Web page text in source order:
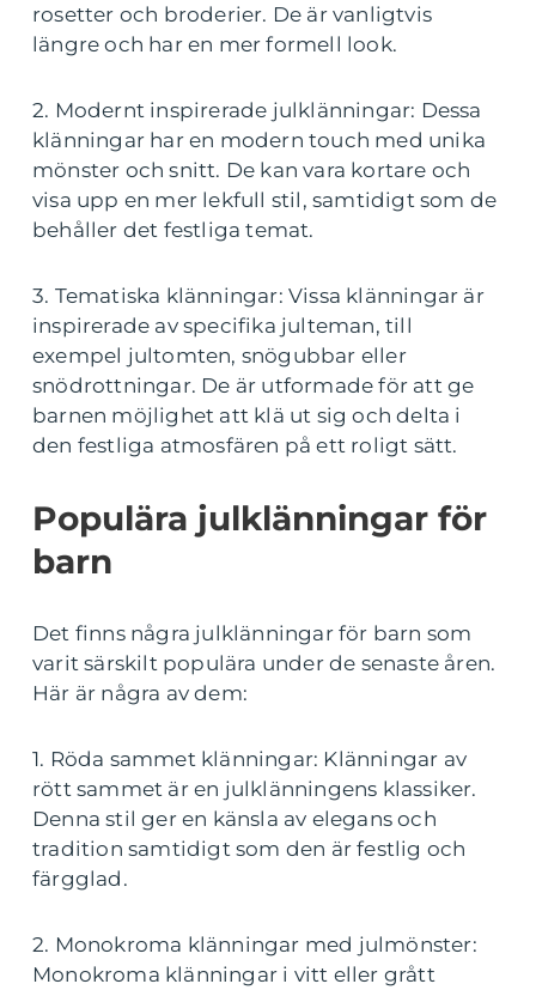
rosetter och broderier. De är vanligtvis
längre och har en mer formell look.
2. Modernt inspirerade julklänningar: Dessa
klänningar har en modern touch med unika
mönster och snitt. De kan vara kortare och
visa upp en mer lekfull stil, samtidigt som de
behåller det festliga temat.
3. Tematiska klänningar: Vissa klänningar är
inspirerade av specifika julteman, till
exempel jultomten, snögubbar eller
snödrottningar. De är utformade för att ge
barnen möjlighet att klä ut sig och delta i
den festliga atmosfären på ett roligt sätt.
Populära julklänningar för
barn
Det finns några julklänningar för barn som
varit särskilt populära under de senaste åren.
Här är några av dem:
1. Röda sammet klänningar: Klänningar av
rött sammet är en julklänningens klassiker.
Denna stil ger en känsla av elegans och
tradition samtidigt som den är festlig och
färgglad.
2. Monokroma klänningar med julmönster:
Monokroma klänningar i vitt eller grått